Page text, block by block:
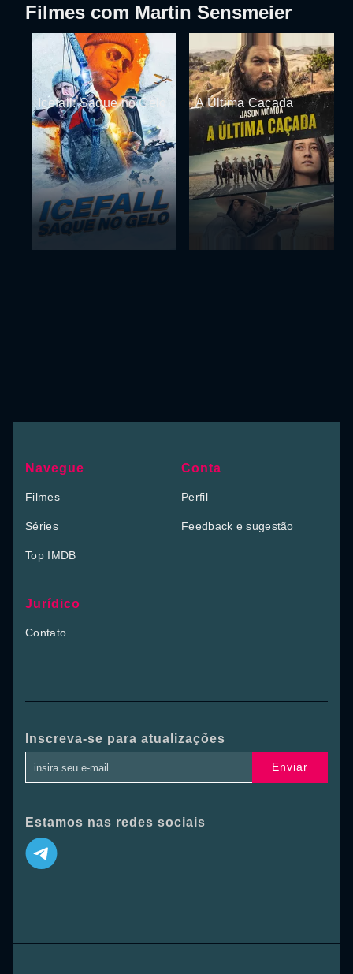
Filmes com Martin Sensmeier
Icefall: Saque no Gelo A Última Caçada
Navegue
Filmes
Séries
Top IMDB
Conta
Perfil
Feedback e sugestão
Jurídico
Contato
Inscreva-se para atualizações
Enviar
Estamos nas redes sociais